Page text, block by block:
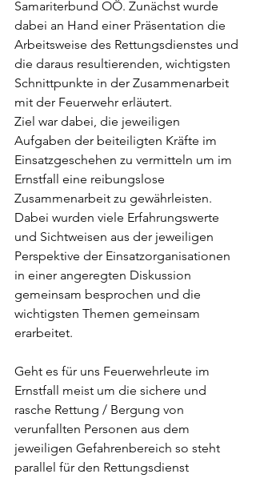
Samariterbund OÖ. Zunächst wurde
dabei an Hand einer Präsentation die
Arbeitsweise des Rettungsdienstes und
die daraus resultierenden, wichtigsten
Schnittpunkte in der Zusammenarbeit
mit der Feuerwehr erläutert.
Ziel war dabei, die jeweiligen
Aufgaben der beiteiligten Kräfte im
Einsatzgeschehen zu vermitteln um im
Ernstfall eine reibungslose
Zusammenarbeit zu gewährleisten.
Dabei wurden viele Erfahrungswerte
und Sichtweisen aus der jeweiligen
Perspektive der Einsatzorganisationen
in einer angeregten Diskussion
gemeinsam besprochen und die
wichtigsten Themen gemeinsam
erarbeitet.
Geht es für uns Feuerwehrleute im
Ernstfall meist um die sichere und
rasche Rettung / Bergung von
verunfallten Personen aus dem
jeweiligen Gefahrenbereich so steht
parallel für den Rettungsdienst